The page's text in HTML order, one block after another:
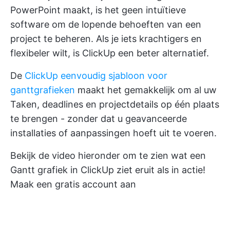
PowerPoint maakt, is het geen intuïtieve
software om de lopende behoeften van een
project te beheren. Als je iets krachtigers en
flexibeler wilt, is ClickUp een beter alternatief.
De ClickUp eenvoudig sjabloon voor
ganttgrafieken maakt het gemakkelijk om al uw
Taken, deadlines en projectdetails op één plaats
te brengen - zonder dat u geavanceerde
installaties of aanpassingen hoeft uit te voeren.
Bekijk de video hieronder om te zien wat een
Gantt grafiek in ClickUp ziet eruit als in actie!
Maak een gratis account aan